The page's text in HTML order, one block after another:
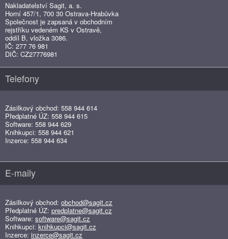
Nakladatelství Sagit, a. s.
Horní 457/1, 700 30 Ostrava-Hrabůvka
Společnost je zapsaná v obchodním
rejstříku vedeném KS v Ostravě,
oddíl B, vložka 3086.
IČ: 277 76 981
DIČ: CZ27776981
Telefony
Zásilkový obchod: 558 944 614
Předplatné ÚZ: 558 944 615
Software: 558 944 629
Knihkupci: 558 944 621
Inzerce: 558 944 634
E-maily
Zásilkový obchod: obchod@sagit.cz
Předplatné ÚZ: predplatne@sagit.cz
Software: software@sagit.cz
Knihkupci: knihkupci@sagit.cz
Inzerce: inzerce@sagit.cz